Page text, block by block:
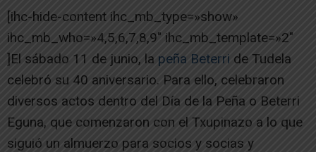
[ihc-hide-content ihc_mb_type=»show»
ihc_mb_who=»4,5,6,7,8,9″ ihc_mb_template=»2″
]El sábado 11 de junio, la peña Beterri de Tudela
celebró su 40 aniversario. Para ello, celebraron
diversos actos dentro del Día de la Peña o Beterri
Eguna, que comenzaron con el Txupinazo a lo que
siguió un almuerzo para socios y socias y